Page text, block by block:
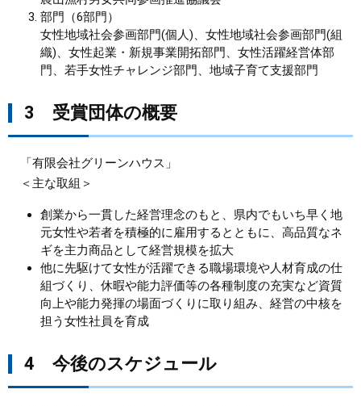
部門（6部門）
女性地域社会参画部門(個人)、女性地域社会参画部門(組
織)、女性起業・新規事業開拓部門、女性活躍経営体部
門、若手女性チャレンジ部門、地域子育て支援部門
3 受賞団体の概要
「有限会社グリーンハウス」
＜主な取組＞
創業から一貫した経営理念のもと、県内でもいち早く地
元女性や若者を積極的に雇用するとともに、高品質なネ
ギを主力商品として経営規模を拡大
他に先駆けて女性が活躍できる職場環境や人材育成の仕
組づくり、休暇や能力評価等の各種制度の充実など資質
向上や能力発揮の場面づくりに取り組み、経営の中核を
担う女性社員を育成
4 今後のスケジュール